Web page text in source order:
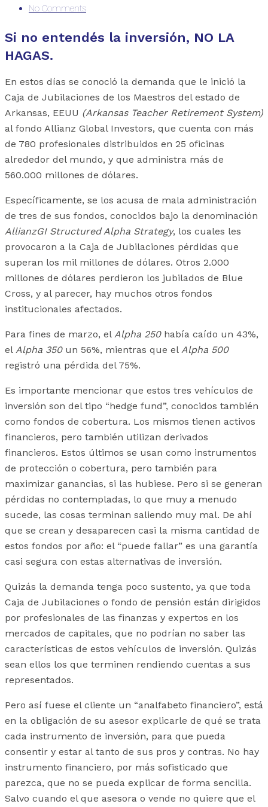
No Comments
Si no entendés la inversión, NO LA
HAGAS.
En estos días se conoció la demanda que le inició la
Caja de Jubilaciones de los Maestros del estado de
Arkansas, EEUU (Arkansas Teacher Retirement System)
al fondo Allianz Global Investors, que cuenta con más
de 780 profesionales distribuidos en 25 oficinas
alrededor del mundo, y que administra más de
560.000 millones de dólares.
Específicamente, se los acusa de mala administración
de tres de sus fondos, conocidos bajo la denominación
AllianzGI Structured Alpha Strategy, los cuales les
provocaron a la Caja de Jubilaciones pérdidas que
superan los mil millones de dólares. Otros 2.000
millones de dólares perdieron los jubilados de Blue
Cross, y al parecer, hay muchos otros fondos
institucionales afectados.
Para fines de marzo, el Alpha 250había caído un 43%,
el Alpha 350un 56%, mientras que el Alpha 500
registró una pérdida del 75%.
Es importante mencionar que estos tres vehículos de
inversión son del tipo “hedge fund”, conocidos también
como fondos de cobertura. Los mismos tienen activos
financieros, pero también utilizan derivados
financieros. Estos últimos se usan como instrumentos
de protección o cobertura, pero también para
maximizar ganancias, si las hubiese. Pero si se generan
pérdidas no contempladas, lo que muy a menudo
sucede, las cosas terminan saliendo muy mal. De ahí
que se crean y desaparecen casi la misma cantidad de
estos fondos por año: el “puede fallar” es una garantía
casi segura con estas alternativas de inversión.
Quizás la demanda tenga poco sustento, ya que toda
Caja de Jubilaciones o fondo de pensión están dirigidos
por profesionales de las finanzas y expertos en los
mercados de capitales, que no podrían no saber las
características de estos vehículos de inversión. Quizás
sean ellos los que terminen rendiendo cuentas a sus
representados.
Pero así fuese el cliente un “analfabeto financiero”, está
en la obligación de su asesor explicarle de qué se trata
cada instrumento de inversión, para que pueda
consentir y estar al tanto de sus pros y contras. No hay
instrumento financiero, por más sofisticado que
parezca, que no se pueda explicar de forma sencilla.
Salvo cuando el que asesora o vende no quiere que el